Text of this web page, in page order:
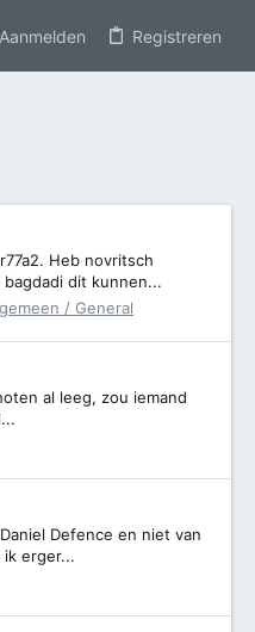
Aanmelden Registreren
Heb novritsch
dit kunnen...
/ General
al leeg, zou iemand
Defence en niet van
erger...